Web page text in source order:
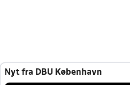
Nyt fra DBU København